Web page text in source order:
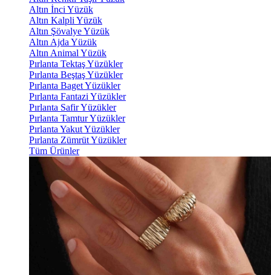
Altın İnci Yüzük
Altın Kalpli Yüzük
Altın Şövalye Yüzük
Altın Ajda Yüzük
Altın Animal Yüzük
Pırlanta Tektaş Yüzükler
Pırlanta Beştaş Yüzükler
Pırlanta Baget Yüzükler
Pırlanta Fantazi Yüzükler
Pırlanta Safir Yüzükler
Pırlanta Tamtur Yüzükler
Pırlanta Yakut Yüzükler
Pırlanta Zümrüt Yüzükler
Tüm Ürünler